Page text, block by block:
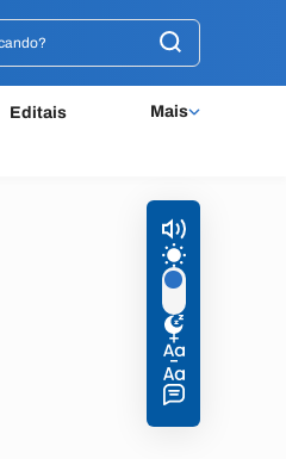
Editais Mais